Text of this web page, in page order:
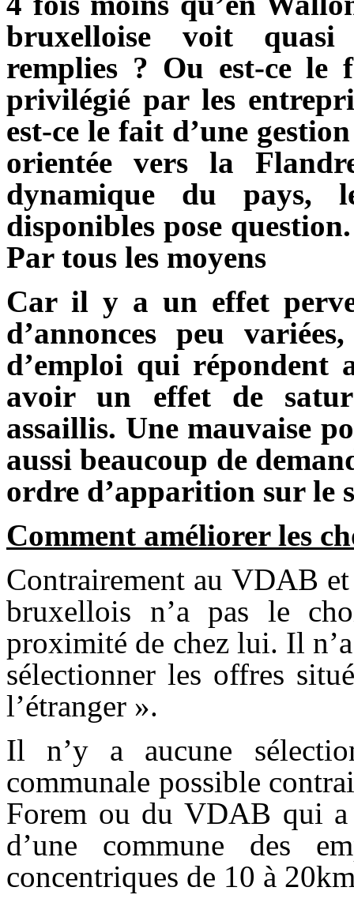
bruxelloise voit quasi
remplies ? Ou est-ce le
privilégié par les
est-ce le fait d’une
orientée vers la
dynamique du pays,
disponibles pose
Par tous les moyens
Car il y a un effet
d’annonces peu
d’emploi qui répondent
avoir un effet de
assaillis. Une mauvaise
aussi beaucoup de
ordre d’apparition sur le
Comment améliorer les
Contrairement au VDAB
bruxellois n’a pas le
proximité de chez lui. Il
sélectionner les offres
l’étranger ».
Il n’y a aucune
communale possible
Forem ou du VDAB qui
d’une commune des
concentriques de 10 à